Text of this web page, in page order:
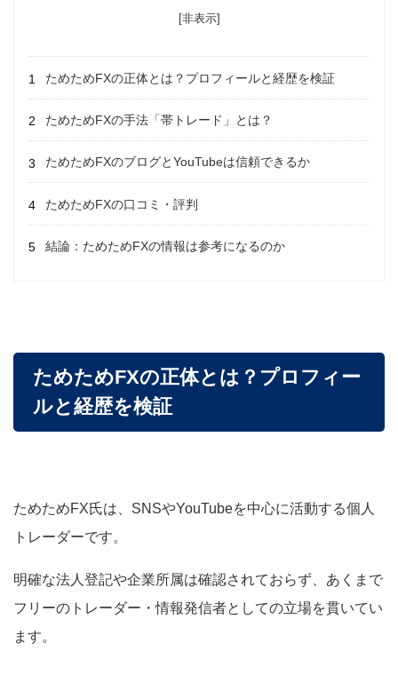
[非表示]
ためためFXの正体とは？プロフィールと経歴を検証
ためためFXの手法「帯トレード」とは？
ためためFXのブログとYouTubeは信頼できるか
ためためFXの口コミ・評判
結論：ためためFXの情報は参考になるのか
ためためFXの正体とは？プロフィー
ルと経歴を検証
ためためFX氏は、SNSやYouTubeを中心に活動する個人
トレーダーです。
明確な法人登記や企業所属は確認されておらず、あくまで
フリーのトレーダー・情報発信者としての立場を貫いてい
ます。